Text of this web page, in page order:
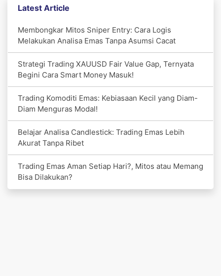
Latest Article
Membongkar Mitos Sniper Entry: Cara Logis
Melakukan Analisa Emas Tanpa Asumsi Cacat
Strategi Trading XAUUSD Fair Value Gap, Ternyata
Begini Cara Smart Money Masuk!
Trading Komoditi Emas: Kebiasaan Kecil yang Diam-
Diam Menguras Modal!
Belajar Analisa Candlestick: Trading Emas Lebih
Akurat Tanpa Ribet
Trading Emas Aman Setiap Hari?, Mitos atau Memang
Bisa Dilakukan?